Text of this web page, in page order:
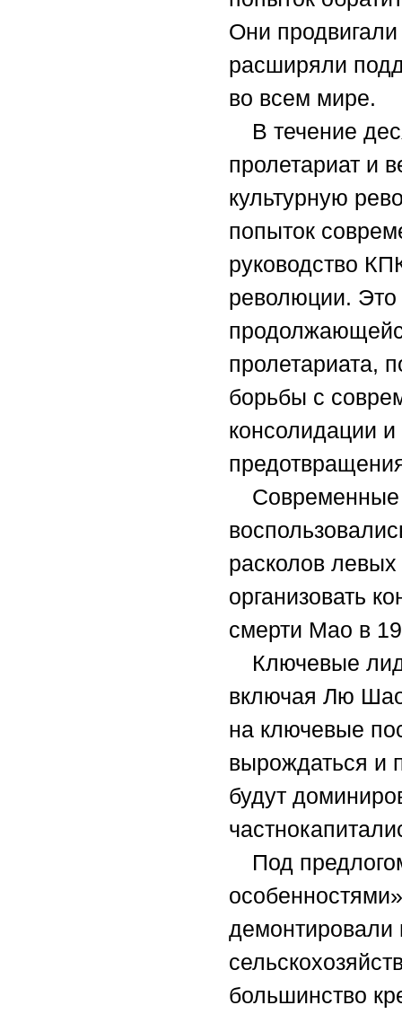
Они
расширяли
во всем мире.
В течение
пролетариат и
культурную
попыток
руководство
революции. Это
пролетариата,
борьбы с
консолидации
Современные
расколов левых
организовать
смерти Мао в
Ключевые
включая Лю
на ключевые
вырождаться и
будут
Под
большинство